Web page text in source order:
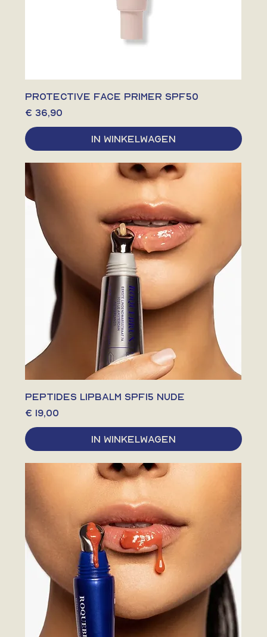
PROTECTIVE FACE PRIMER SPF50
Prijs
€ 36,90
In winkelwagen
PEPTIDES LIPBALM SPF15 nude
Prijs
€ 19,00
In winkelwagen